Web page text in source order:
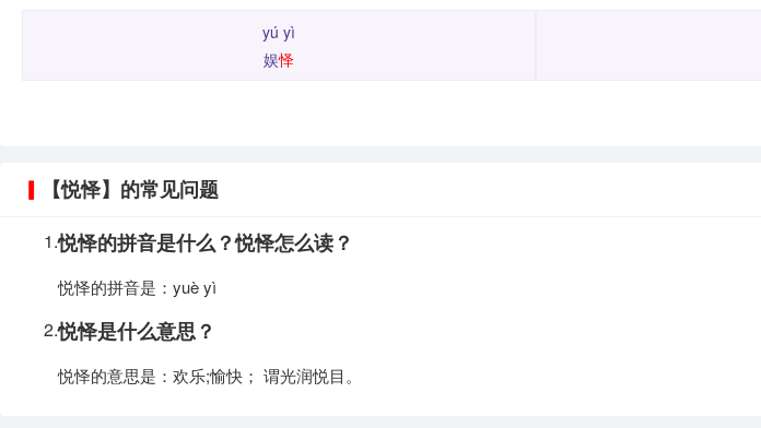
yú yì
娱怿
【悦怿】的常见问题
1.悦怿的拼音是什么？悦怿怎么读？
悦怿的拼音是：yuè yì
2.悦怿是什么意思？
悦怿的意思是：欢乐;愉快； 谓光润悦目。